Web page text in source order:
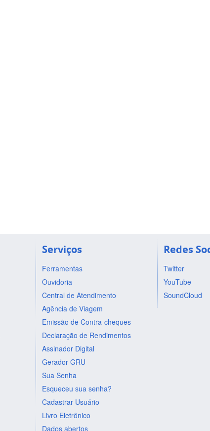
Serviços
Ferramentas
Ouvidoria
Central de Atendimento
Agência de Viagem
Emissão de Contra-cheques
Declaração de Rendimentos
Assinador Digital
Gerador GRU
Sua Senha
Esqueceu sua senha?
Cadastrar Usuário
Livro Eletrônico
Dados abertos
Redes
Twitter
YouTube
SoundCloud